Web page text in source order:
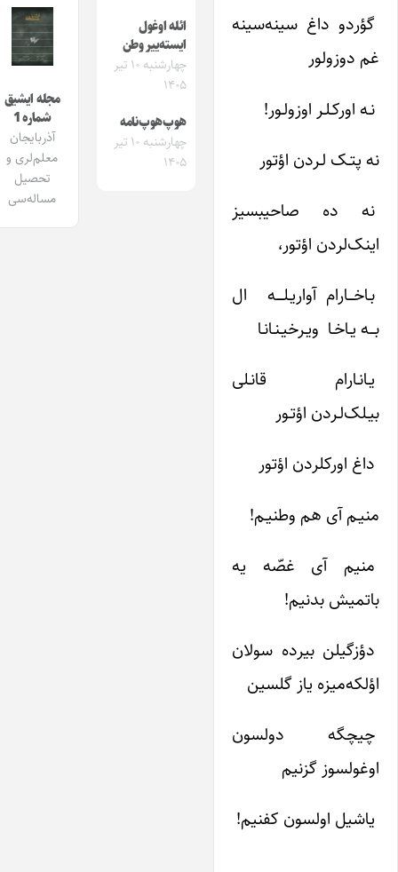
گؤردو داغ سینه‌سینه
غم دوزولور
نـه اورکـلـر اوزولـور!
نه پتـک لـردن اؤتور
نه ده صاحیبسیز
اینک‌لردن اؤتور،
بـاخـــارام آواریـلــــه ال
بـــه یـاخـا ویـرخیـنـانـا
یـانـارام قانـلی
بیـلک‌لـردن اؤتـور
داغ اورکلردن اؤتور
منیـم آی هم وطنیـم!
منیم آی غصّه یه
باتمیش بدنیم!
دؤزگیلن بیرده سولان
اؤلکه‌میزه یاز گلسین
چیچگه دولسون
اوغولسوز گزنیم
یاشیل اولسون کفنیم!
ائله اوغول
ایسته‌ییر وطن
چهارشنبه ۱۰ تیر
۱۴۰۵
هوپ‌هوپ‌نامه
چهارشنبه ۱۰ تیر
۱۴۰۵
مجله ایشیق
شماره 1
آذربایجان
معلم‌لری و
تحصیل
مساله‌سی